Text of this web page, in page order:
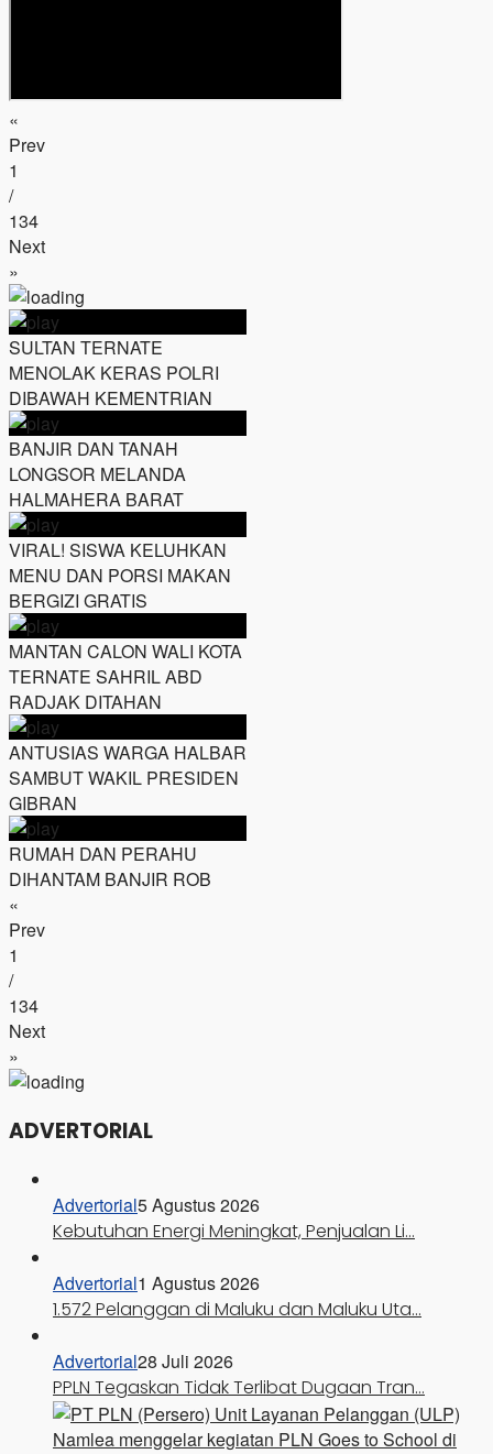
«
Prev
1
/
134
Next
»
SULTAN TERNATE
MENOLAK KERAS POLRI
DIBAWAH KEMENTRIAN
BANJIR DAN TANAH
LONGSOR MELANDA
HALMAHERA BARAT
VIRAL! SISWA KELUHKAN
MENU DAN PORSI MAKAN
BERGIZI GRATIS
MANTAN CALON WALI KOTA
TERNATE SAHRIL ABD
RADJAK DITAHAN
ANTUSIAS WARGA HALBAR
SAMBUT WAKIL PRESIDEN
GIBRAN
RUMAH DAN PERAHU
DIHANTAM BANJIR ROB
«
Prev
1
/
134
Next
»
ADVERTORIAL
Advertorial5 Agustus 2026
Kebutuhan Energi Meningkat, Penjualan Li…
Advertorial1 Agustus 2026
1.572 Pelanggan di Maluku dan Maluku Uta…
Advertorial28 Juli 2026
PPLN Tegaskan Tidak Terlibat Dugaan Tran…